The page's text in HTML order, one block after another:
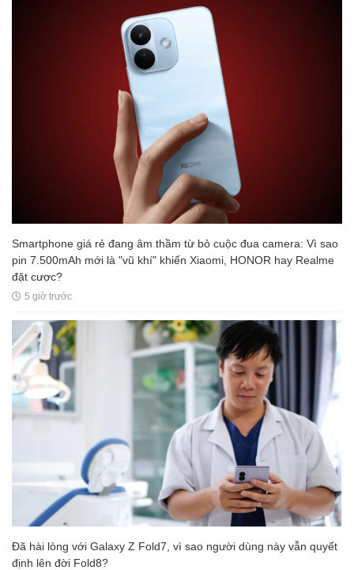
Smartphone giá rẻ đang âm thầm từ bỏ cuộc đua camera: Vì sao
pin 7.500mAh mới là "vũ khí" khiến Xiaomi, HONOR hay Realme
đặt cược?
5 giờ trước
Đã hài lòng với Galaxy Z Fold7, vì sao người dùng này vẫn quyết
định lên đời Fold8?